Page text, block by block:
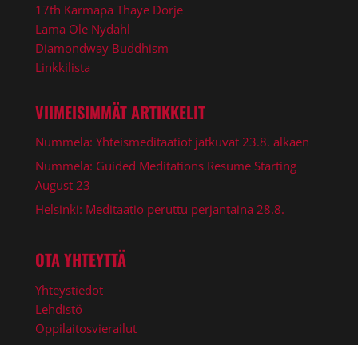
17th Karmapa Thaye Dorje
Lama Ole Nydahl
Diamondway Buddhism
Linkkilista
VIIMEISIMMÄT ARTIKKELIT
Nummela: Yhteismeditaatiot jatkuvat 23.8. alkaen
Nummela: Guided Meditations Resume Starting
August 23
Helsinki: Meditaatio peruttu perjantaina 28.8.
OTA YHTEYTTÄ
Yhteystiedot
Lehdistö
Oppilaitosvierailut